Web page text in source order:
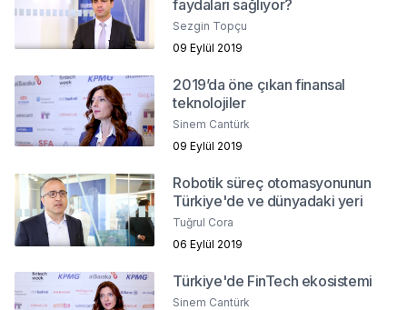
faydaları sağlıyor?
Sezgin Topçu
09 Eylül 2019
2019’da öne çıkan finansal
teknolojiler
Sinem Cantürk
09 Eylül 2019
Robotik süreç otomasyonunun
Türkiye'de ve dünyadaki yeri
Tuğrul Cora
06 Eylül 2019
Türkiye'de FinTech ekosistemi
Sinem Cantürk